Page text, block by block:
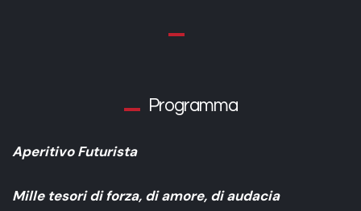
Programma
Aperitivo Futurista
Mille tesori di forza, di amore, di audacia